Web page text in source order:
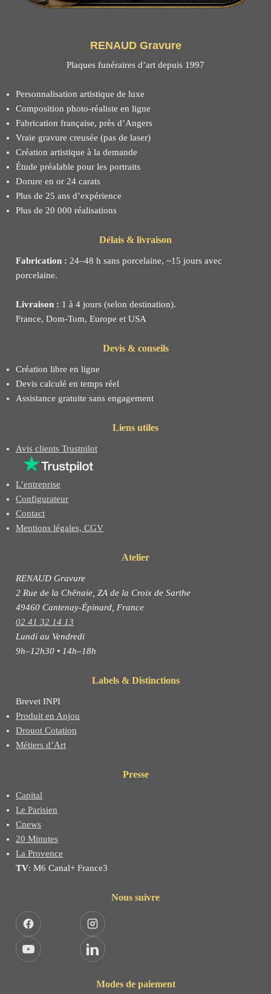
RENAUD Gravure
Plaques funéraires d’art depuis 1997
Personnalisation artistique de luxe
Composition photo-réaliste en ligne
Fabrication française, près d’Angers
Vraie gravure creusée (pas de laser)
Création artistique à la demande
Étude préalable pour les portraits
Dorure en or 24 carats
Plus de 25 ans d’expérience
Plus de 20 000 réalisations
Délais & livraison
Fabrication : 24–48 h sans porcelaine, ~15 jours avec
porcelaine.
Livraison : 1 à 4 jours (selon destination).
France, Dom-Tom, Europe et USA
Devis & conseils
Création libre en ligne
Devis calculé en temps réel
Assistance gratuite sans engagement
Liens utiles
Avis clients Trustpilot
L’entreprise
Configurateur
Contact
Mentions légales, CGV
Atelier
RENAUD Gravure
2 Rue de la Chênaie, ZA de la Croix de Sarthe
49460 Cantenay-Épinard, France
02 41 32 14 13
Lundi au Vendredi
9h–12h30 • 14h–18h
Labels & Distinctions
Brevet INPI
Produit en Anjou
Drouot Cotation
Métiers d’Art
Presse
Capital
Le Parisien
Cnews
20 Minutes
La Provence
TV: M6 Canal+ France3
Nous suivre
Facebook Instagram
YouTube LinkedIn
Modes de paiement